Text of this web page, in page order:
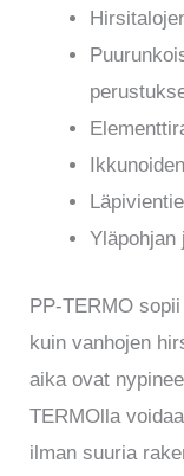
Yläpohjan
PP-TERMO
kuin vanhojen
aika ovat
TERMOlla
ilman suuria